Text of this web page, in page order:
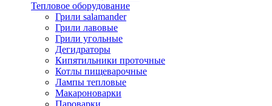
Тепловое оборудование
Грили salamander
Грили лавовые
Грили угольные
Дегидраторы
Кипятильники проточные
Котлы пищеварочные
Лампы тепловые
Макароноварки
Пароварки